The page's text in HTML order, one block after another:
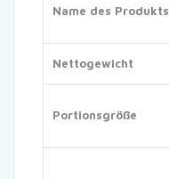
Name des Produkts
Nettogewicht
Portionsgröße